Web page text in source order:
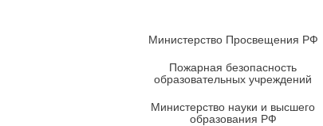
Министерство Просвещения РФ
Пожарная безопасность
образовательных учреждений
Министерство науки и высшего
образования РФ